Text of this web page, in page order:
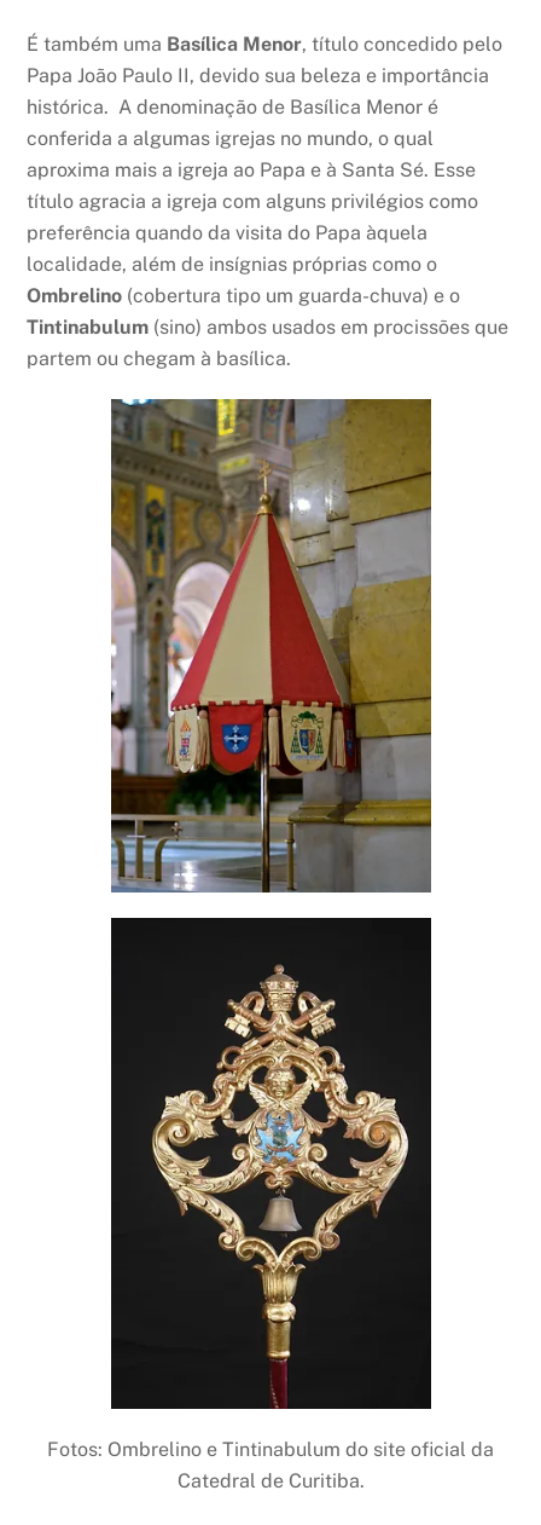
É também uma Basílica Menor, título concedido pelo
Papa João Paulo II, devido sua beleza e importância
histórica. A denominação de Basílica Menor é
conferida a algumas igrejas no mundo, o qual
aproxima mais a igreja ao Papa e à Santa Sé. Esse
título agracia a igreja com alguns privilégios como
preferência quando da visita do Papa àquela
localidade, além de insígnias próprias como o
Ombrelino (cobertura tipo um guarda-chuva) e o
Tintinabulum (sino) ambos usados em procissões que
partem ou chegam à basílica.
Fotos: Ombrelino e Tintinabulum do site oficial da
Catedral de Curitiba.